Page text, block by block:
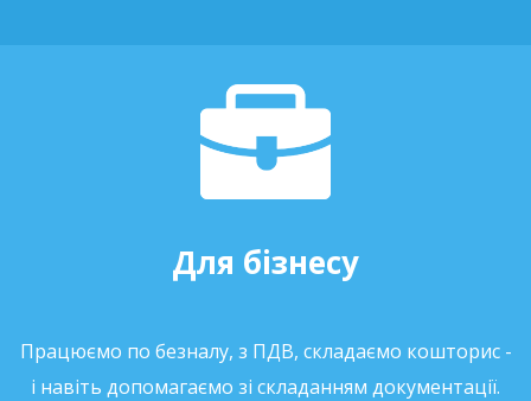
Для бізнесу
Працюємо по безналу, з ПДВ, складаємо кошторис -
і навіть допомагаємо зі складанням документації.